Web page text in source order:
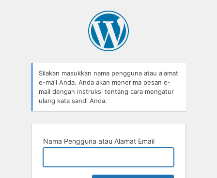
Silakan masukkan nama pengguna atau alamat
e-mail Anda. Anda akan menerima pesan e-
mail dengan instruksi tentang cara mengatur
ulang kata sandi Anda.
Nama Pengguna atau Alamat Email